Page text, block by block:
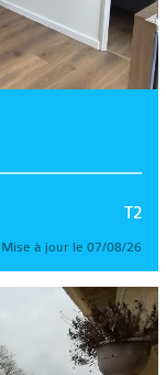
T2
Mise à jour le 07/08/26